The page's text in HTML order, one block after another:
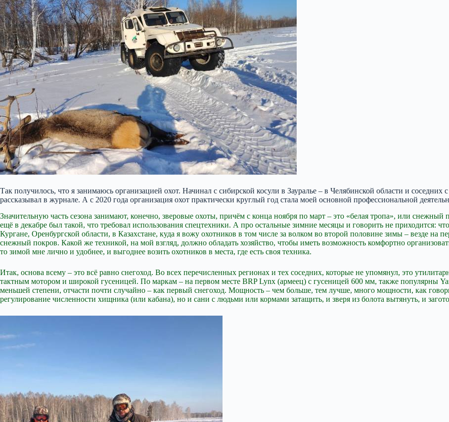
Так получилось, что я занимаюсь организацией охот. Начинал с сибирской косули в Зауралье – в Челябинской области и
рассказывал в журнале. А с 2020 года организация охот практически круглый год стала моей основной профессиональной
Значительную часть сезона занимают, конечно, зверовые охоты, причём с конца ноября по март – это «белая тропа», или
ещё в декабре был такой, что требовал использования спецтехники. А про остальные зимние месяцы и говорить не приходится:
Кургане, Оренбургской области, в Казахстане, куда я вожу охотников в том числе за волком во второй половине зимы – везде на
снежный покров. Какой же техникой, на мой взгляд, должно обладать хозяйство, чтобы иметь возможность комфортно
то зимой мне лично и удобнее, и выгоднее возить охотников в места, где есть своя техника.
Итак, основа всему – это всё равно снегоход. Во всех перечисленных регионах и тех соседних, которые не упомянул, это
тактным мотором и широкой гусеницей. По маркам – на первом месте BRP Lynx (армеец) с гусеницей 600 мм, также популярны
меньшей степени, отчасти почти случайно – как первый снегоход. Мощность – чем больше, тем лучше, много мощности, как
регулирование численности хищника (или кабана), но и сани с людьми или кормами затащить, и зверя из болота вытянуть, и